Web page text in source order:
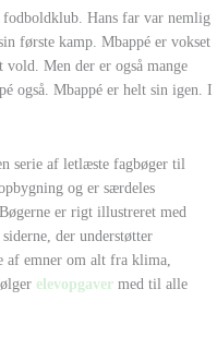
Hans far var nemlig
første kamp. Mbappé er vokset
Men der er også mange
også. Mbappé er helt sin igen. I
serie af letlæste fagbøger til
og er særdeles
er rigt illustreret med
der understøtter
af emner om alt fra klima,
elevopgaver med til alle